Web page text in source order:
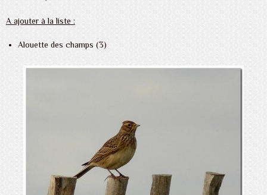
A ajouter à la liste :
Alouette des champs (3)